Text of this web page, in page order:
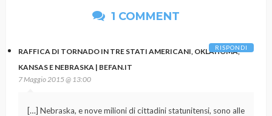
1 COMMENT
RAFFICA DI TORNADO IN TRE STATI AMERICANI, OKLAHOMA,
KANSAS E NEBRASKA | BEFAN.IT
7 Maggio 2015 @ 13:00
[…] Nebraska, e nove milioni di cittadini statunitensi, sono alle
RISPONDI